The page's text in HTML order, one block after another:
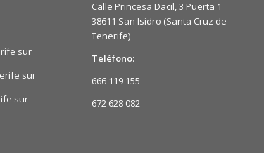
sur
sur
sur
Calle Princesa Dacil, 3 Puerta 1
38611 San Isidro (Santa Cruz de
Tenerife)
Teléfono:
666 119 155
672 628 082